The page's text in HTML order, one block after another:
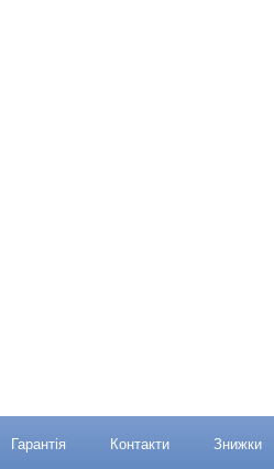
Гарантія Контакти Знижки